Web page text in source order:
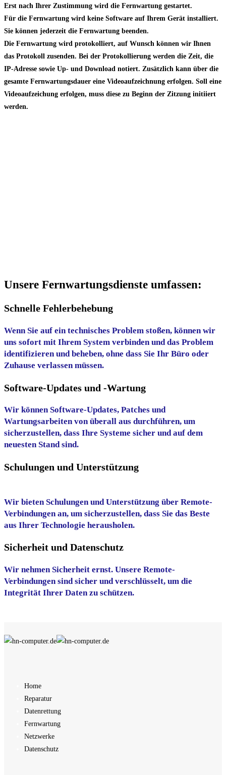
Erst nach Ihrer Zustimmung wird die Fernwartung gestartet.
Für die Fernwartung wird keine Software auf Ihrem Gerät installiert.
Sie können jederzeit die Fernwartung beenden.
Die Fernwartung wird protokolliert, auf Wunsch können wir Ihnen
das Protokoll zusenden. Bei der Protokollierung werden die Zeit, die
IP-Adresse sowie Up- und Download notiert. Zusätzlich kann über die
gesamte Fernwartungsdauer eine Videoaufzeichnung erfolgen. Soll eine
Videoaufzeichung erfolgen, muss diese zu Beginn der Zitzung initiiert
werden.
Unsere Fernwartungsdienste umfassen:
Schnelle Fehlerbehebung
Wenn Sie auf ein technisches Problem stoßen, können wir
uns sofort mit Ihrem System verbinden und das Problem
identifizieren und beheben, ohne dass Sie Ihr Büro oder
Zuhause verlassen müssen.
Software-Updates und -Wartung
Wir können Software-Updates, Patches und
Wartungsarbeiten von überall aus durchführen, um
sicherzustellen, dass Ihre Systeme sicher und auf dem
neuesten Stand sind.
Schulungen und Unterstützung
Wir bieten Schulungen und Unterstützung über Remote-
Verbindungen an, um sicherzustellen, dass Sie das Beste
aus Ihrer Technologie herausholen.
Sicherheit und Datenschutz
Wir nehmen Sicherheit ernst. Unsere Remote-
Verbindungen sind sicher und verschlüsselt, um die
Integrität Ihrer Daten zu schützen.
Home
Reparatur
Datenrettung
Fernwartung
Netzwerke
Datenschutz